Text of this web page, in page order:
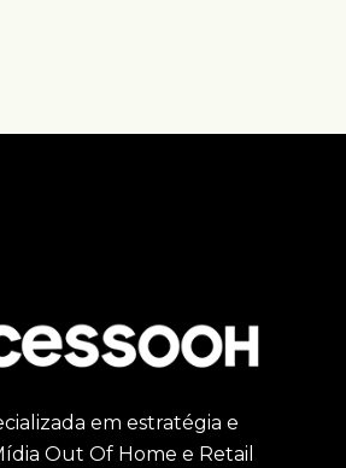
em estratégia e
Out Of Home e Retail